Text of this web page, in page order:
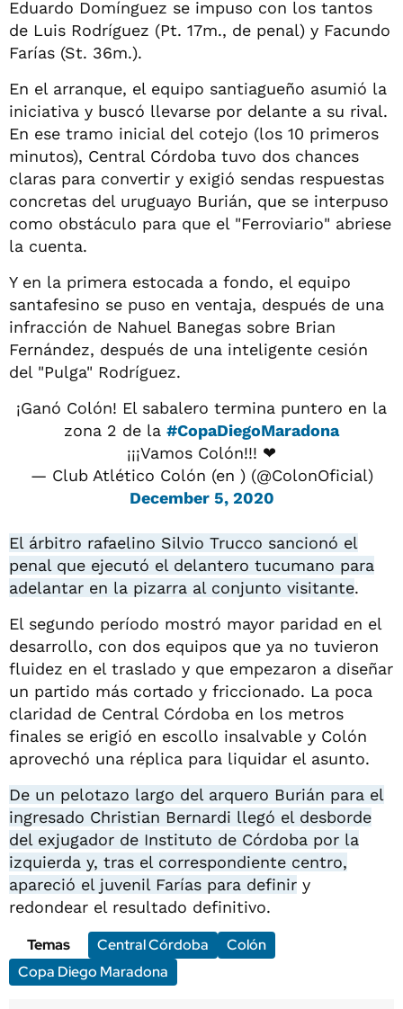
Eduardo Domínguez se impuso con los tantos
de Luis Rodríguez (Pt. 17m., de penal) y Facundo
Farías (St. 36m.).
En el arranque, el equipo santiagueño asumió la
iniciativa y buscó llevarse por delante a su rival.
En ese tramo inicial del cotejo (los 10 primeros
minutos), Central Córdoba tuvo dos chances
claras para convertir y exigió sendas respuestas
concretas del uruguayo Burián, que se interpuso
como obstáculo para que el "Ferroviario" abriese
la cuenta.
Y en la primera estocada a fondo, el equipo
santafesino se puso en ventaja, después de una
infracción de Nahuel Banegas sobre Brian
Fernández, después de una inteligente cesión
del "Pulga" Rodríguez.
¡Ganó Colón! El sabalero termina puntero en la
zona 2 de la #CopaDiegoMaradona
¡¡¡Vamos Colón!!! ❤
— Club Atlético Colón (en ) (@ColonOficial)
December 5, 2020
El árbitro rafaelino Silvio Trucco sancionó el
penal que ejecutó el delantero tucumano para
adelantar en la pizarra al conjunto visitante.
El segundo período mostró mayor paridad en el
desarrollo, con dos equipos que ya no tuvieron
fluidez en el traslado y que empezaron a diseñar
un partido más cortado y friccionado. La poca
claridad de Central Córdoba en los metros
finales se erigió en escollo insalvable y Colón
aprovechó una réplica para liquidar el asunto.
De un pelotazo largo del arquero Burián para el
ingresado Christian Bernardi llegó el desborde
del exjugador de Instituto de Córdoba por la
izquierda y, tras el correspondiente centro,
apareció el juvenil Farías para definir y
redondear el resultado definitivo.
Temas
Central Córdoba
Colón
Copa Diego Maradona